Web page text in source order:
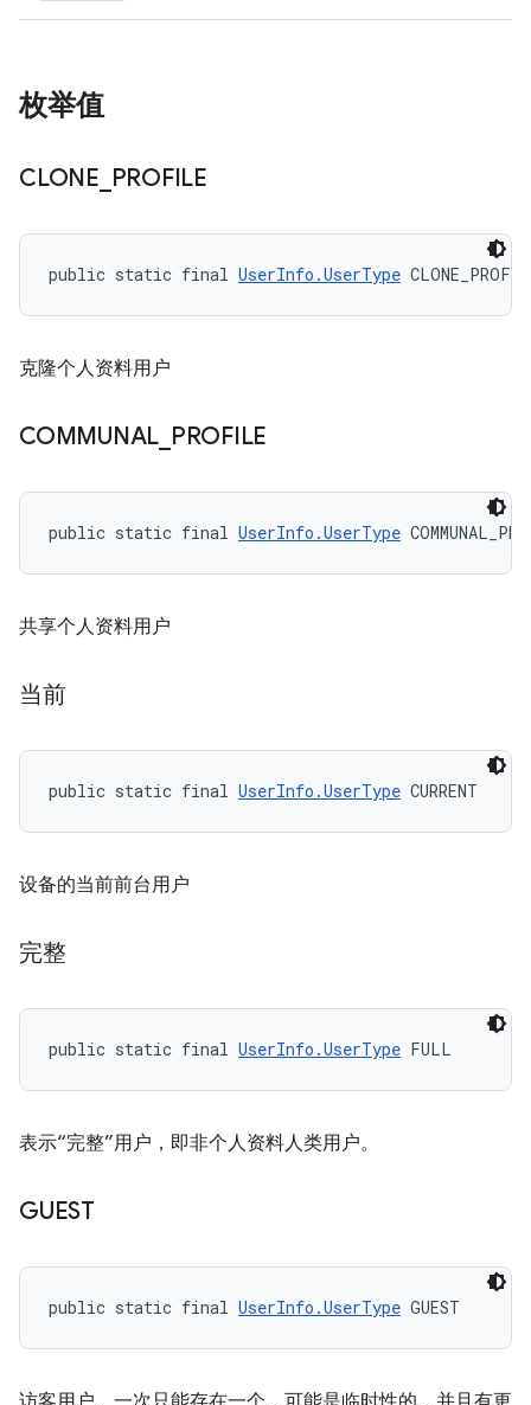
枚举值
CLONE PROFILE
public static final UserInfo.UserType
克隆个人资料用户
COMMUNAL PROFILE
public static final UserInfo.UserType
共享个人资料用户
当前
public static final UserInfo.UserType CURRENT
设备的当前前台用户
完整
public static final UserInfo.UserType FULL
表示“完整”用户，即非个人资料人类用户。
GUEST
public static final UserInfo.UserType GUEST